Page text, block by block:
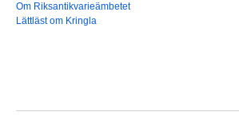
Om Riksantikvarieämbetet
Lättläst om Kringla